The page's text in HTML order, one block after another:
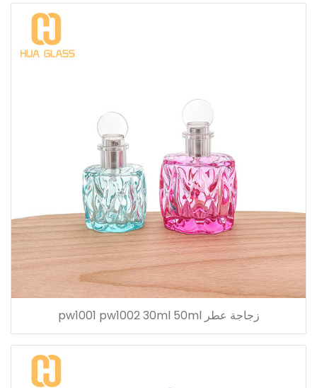
زجاجة عطر pw1001 pw1002 30ml 50ml